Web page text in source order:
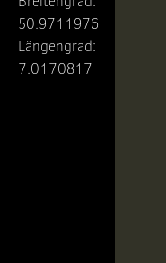
50.9711976
Längengrad:
7.0170817